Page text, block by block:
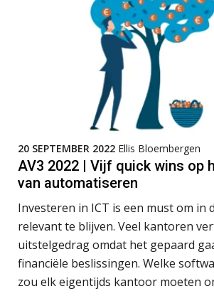
20 SEPTEMBER 2022 Ellis Bloembergen
AV3 2022 | Vijf quick wins op
van automatiseren
Investeren in ICT is een must om in
relevant te blijven. Veel kantoren
uitstelgedrag omdat het gepaard
financiële beslissingen. Welke
zou elk eigentijds kantoor moeten
5 signalen dat
niet meer werkt
Fusies en
dichter bij de
Van Wwft naar
er in 2027?
bouwstenen voor
Werven op klik is
verminder je
Buy & build: